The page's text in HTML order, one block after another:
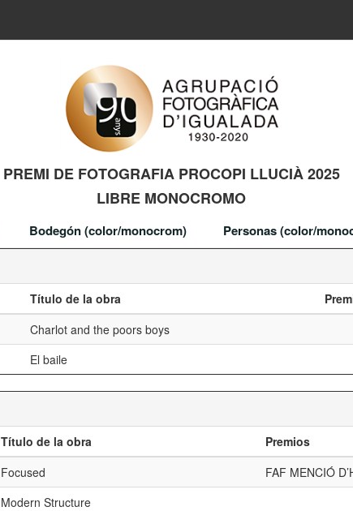
PREMI DE FOTOGRAFIA PROCOPI LLUCIÀ 2025
LIBRE MONOCROMO
Bodegón (color/monocrom) Personas (color/
Título de la obra
Charlot and the poors boys
El baile
Título de la obra
Premios
Focused
FAF MENCIÓ
Modern Structure